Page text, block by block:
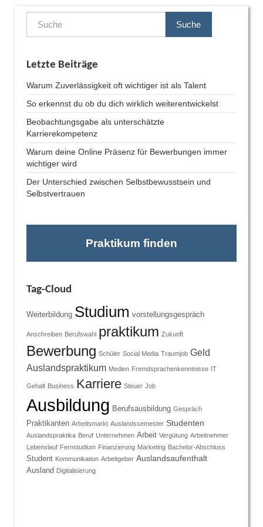
Suche
Letzte Beiträge
Warum Zuverlässigkeit oft wichtiger ist als Talent
So erkennst du ob du dich wirklich weiterentwickelst
Beobachtungsgabe als unterschätzte
Karrierekompetenz
Warum deine Online Präsenz für Bewerbungen immer
wichtiger wird
Der Unterschied zwischen Selbstbewusstsein und
Selbstvertrauen
Praktikum finden
Tag-Cloud
Weiterbildung Studium vorstellungsgespräch
Anschreiben Berufswahl praktikum Zukunft
Bewerbung Schüler Social Media Traumjob Geld
Auslandspraktikum Medien Fremdsprachenkenntnisse IT
Gehalt Business Karriere Steuer Job
Ausbildung Berufsausbildung Gespräch
Praktikanten Arbeitsmarkt Auslandssemester Studenten
Auslandspraktika Beruf Unternehmen Arbeit Vergütung Arbeitnehmer
Lebenslauf Fernstudium Finanzierung Marketing Bachelor-Abschluss
Student Kommunikation Arbeitgeber Auslandsaufenthalt
Ausland Digitalisierung